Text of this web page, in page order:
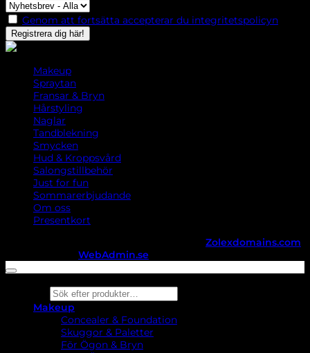
Genom att fortsätta accepterar du integritetspolicyn
Makeup
Spraytan
Fransar & Bryn
Hårstyling
Naglar
Tandblekning
Smycken
Hud & Kroppsvård
Salongstillbehör
Just for fun
Sommarerbjudande
Om oss
Presentkort
Zolexdomains.com
WebAdmin.se
Products
search
Makeup
Concealer & Foundation
Skuggor & Paletter
För Ögon & Bryn